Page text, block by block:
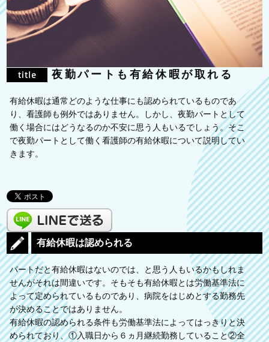
夜勤パートも有給休暇が取れる
有給休暇は通常どのような仕事にも認められているものであ
り、看護師も例外ではありません。しかし、夜勤パートとして
働く場合にはどうなるのか不安に思う人もいるでしょう。そこ
で夜勤パートとして働く看護師の有給休暇について説明してい
きます。
有給休暇は認められる
パートだと有給休暇はないのでは、と思う人もいるかもしれま
せんがそれは間違いです。そもそも有給休暇とは労働基準法に
よって定められているものであり、病院をはじめとする勤務先
が決めることではありません。
有給休暇の認められる条件も労働基準法によってはっきりと決
められており、①入職日から６ヵ月継続勤務していること②全